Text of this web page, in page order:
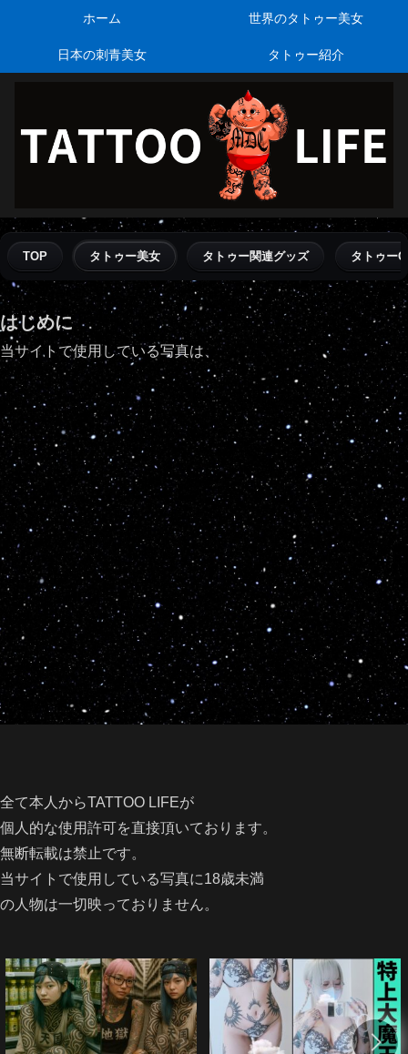
ホーム 世界のタトゥー美女
日本の刺青美女 タトゥー紹介
TOP タトゥー美女 タトゥー関連グッズ タトゥー
はじめに
当サイトで使用している写真は、
全て本人からTATTOO LIFEが
個人的な使用許可を直接頂いております。
無断転載は禁止です。
当サイトで使用している写真に18歳未満
の人物は一切映っておりません。